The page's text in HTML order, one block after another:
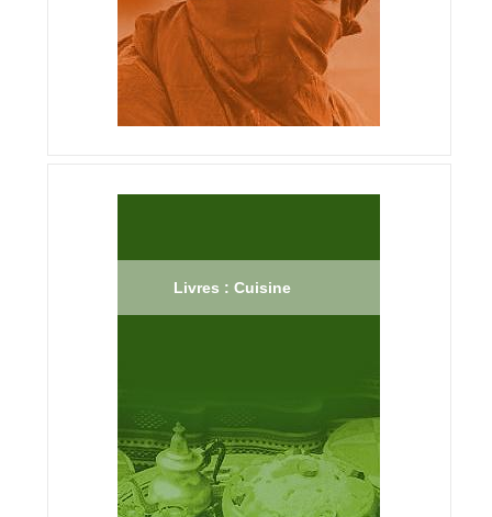
Livres : Cuisine